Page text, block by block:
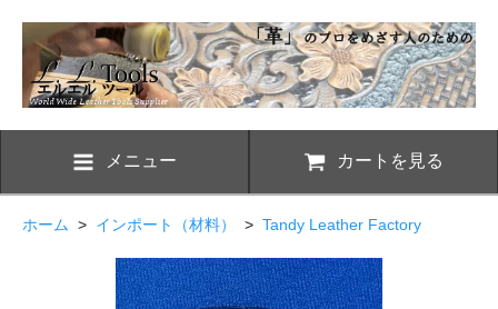
メニュー カートを見る
ホーム > インポート（材料） > Tandy Leather Factory